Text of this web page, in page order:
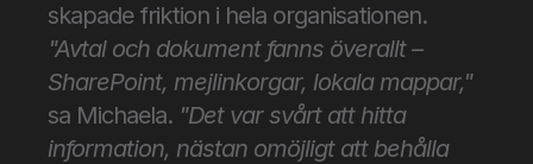
skapade friktion i hela organisationen.
"Avtal och dokument fanns överallt –
SharePoint, mejlinkorgar, lokala mappar,"
sa Michaela. "Det var svårt att hitta
information, nästan omöjligt att behålla